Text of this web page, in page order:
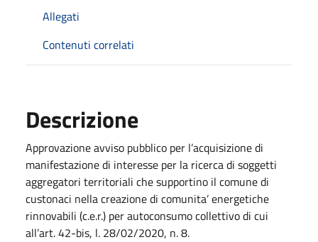
Allegati
Contenuti correlati
Descrizione
Approvazione avviso pubblico per l’acquisizione di
manifestazione di interesse per la ricerca di soggetti
aggregatori territoriali che supportino il comune di
custonaci nella creazione di comunita’ energetiche
rinnovabili (c.e.r.) per autoconsumo collettivo di cui
all’art. 42-bis, l. 28/02/2020, n. 8.